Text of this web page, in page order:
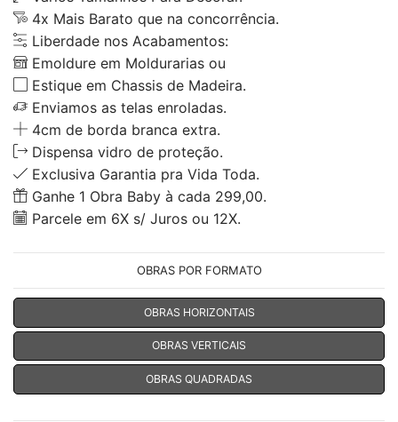
4x Mais Barato que na concorrência.
Liberdade nos Acabamentos:
Emoldure em Moldurarias ou
Estique em Chassis de Madeira.
Enviamos as telas enroladas.
4cm de borda branca extra.
Dispensa vidro de proteção.
Exclusiva Garantia pra Vida Toda.
Ganhe 1 Obra Baby à cada 299,00.
Parcele em 6X s/ Juros ou 12X.
OBRAS POR FORMATO
OBRAS HORIZONTAIS
OBRAS VERTICAIS
OBRAS QUADRADAS